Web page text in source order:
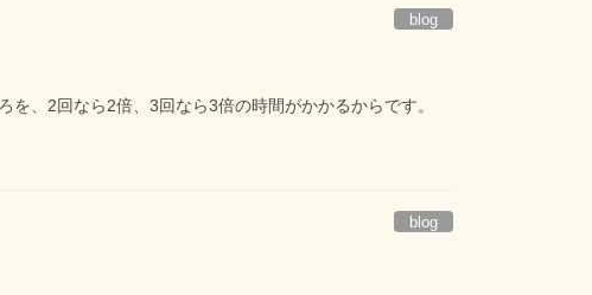
blog
を、2回なら2倍、3回なら3倍の時間がかかるからです。
blog